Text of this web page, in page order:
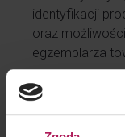
identyfikacji
oraz
egzemplarza
WSA podkreślił
Dyrektywa VAT
uzyskiwania